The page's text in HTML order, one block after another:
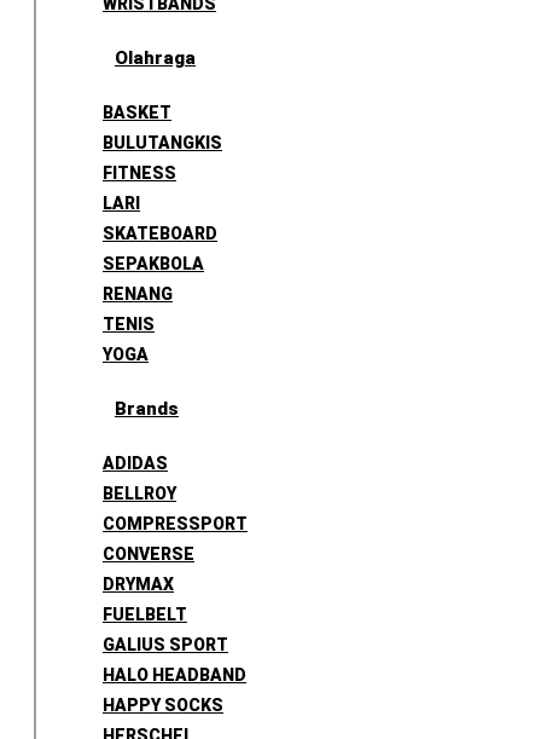
Olahraga
BASKET
BULUTANGKIS
FITNESS
LARI
SKATEBOARD
SEPAKBOLA
RENANG
TENIS
YOGA
Brands
ADIDAS
BELLROY
COMPRESSPORT
CONVERSE
DRYMAX
FUELBELT
GALIUS SPORT
HALO HEADBAND
HAPPY SOCKS